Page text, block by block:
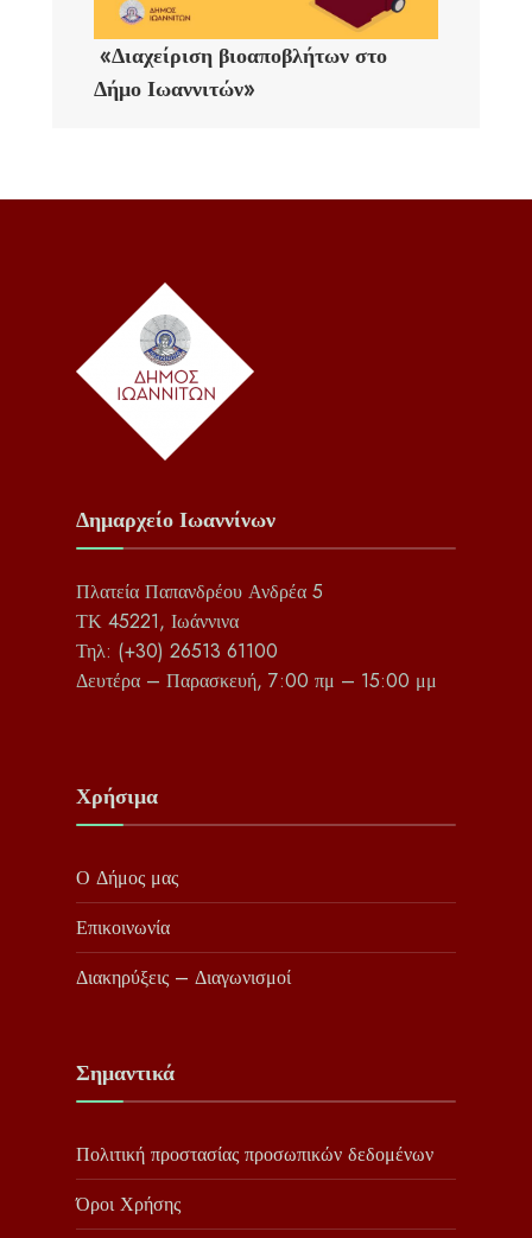
«Διαχείριση βιοαποβλήτων στο
Δήμο Ιωαννιτών»
Δημαρχείο Ιωαννίνων
Πλατεία Παπανδρέου Ανδρέα 5
ΤΚ 45221, Ιωάννινα
Τηλ: (+30) 26513 61100
Δευτέρα – Παρασκευή, 7:00 πμ – 15:00 μμ
Χρήσιμα
Ο Δήμος μας
Επικοινωνία
Διακηρύξεις – Διαγωνισμοί
Σημαντικά
Πολιτική προστασίας προσωπικών δεδομένων
Όροι Χρήσης